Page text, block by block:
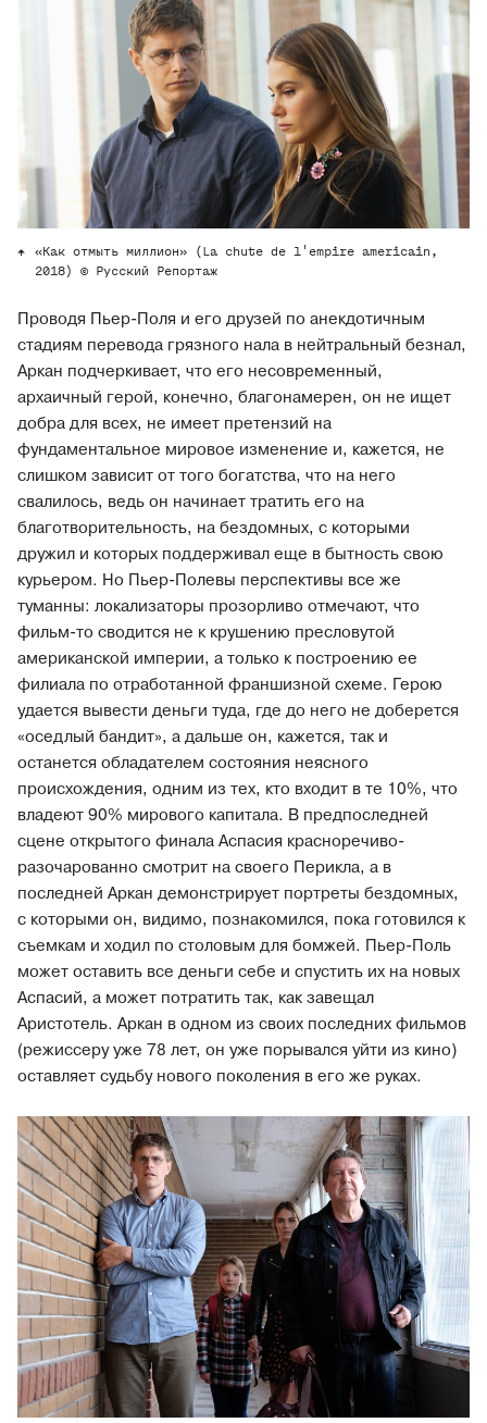
«Как отмыть миллион» (La chute de l'empire americain,
2018) © Русский Репортаж
Проводя Пьер-Поля и его друзей по анекдотичным
стадиям перевода грязного нала в нейтральный безнал,
Аркан подчеркивает, что его несовременный,
архаичный герой, конечно, благонамерен, он не ищет
добра для всех, не имеет претензий на
фундаментальное мировое изменение и, кажется, не
слишком зависит от того богатства, что на него
свалилось, ведь он начинает тратить его на
благотворительность, на бездомных, с которыми
дружил и которых поддерживал еще в бытность свою
курьером. Но Пьер-Полевы перспективы все же
туманны: локализаторы прозорливо отмечают, что
фильм-то сводится не к крушению пресловутой
американской империи, а только к построению ее
филиала по отработанной франшизной схеме. Герою
удается вывести деньги туда, где до него не доберется
«оседлый бандит», а дальше он, кажется, так и
останется обладателем состояния неясного
происхождения, одним из тех, кто входит в те 10%, что
владеют 90% мирового капитала. В предпоследней
сцене открытого финала Аспасия красноречиво-
разочарованно смотрит на своего Перикла, а в
последней Аркан демонстрирует портреты бездомных,
с которыми он, видимо, познакомился, пока готовился к
съемкам и ходил по столовым для бомжей. Пьер-Поль
может оставить все деньги себе и спустить их на новых
Аспасий, а может потратить так, как завещал
Аристотель. Аркан в одном из своих последних фильмов
(режиссеру уже 78 лет, он уже порывался уйти из кино)
оставляет судьбу нового поколения в его же руках.